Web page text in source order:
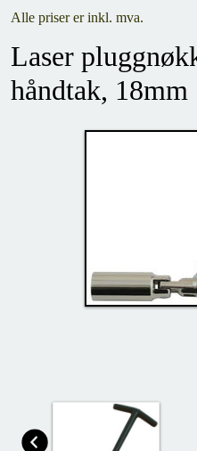
Alle priser er inkl. mva.
Laser
håndtak, 18mm